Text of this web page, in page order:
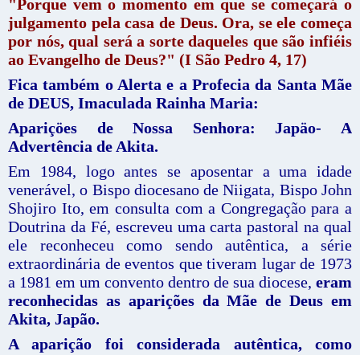
"Porque vem o momento em que se começará o
julgamento pela casa de Deus. Ora, se ele começa
por nós, qual será a sorte daqueles que são infiéis
ao Evangelho de Deus?" (I São Pedro 4, 17)
Fica também o Alerta e a Profecia da Santa Mãe
de DEUS, Imaculada Rainha Maria:
Apariçöes de Nossa Senhora: Japäo- A
Advertência de Akita.
Em 1984, logo antes se aposentar a uma idade
venerável, o Bispo diocesano de Niigata, Bispo John
Shojiro Ito, em consulta com a Congregação para a
Doutrina da Fé, escreveu uma carta pastoral na qual
ele reconheceu como sendo autêntica, a série
extraordinária de eventos que tiveram lugar de 1973
a 1981 em um convento dentro de sua diocese, eram
reconhecidas as aparições da Mãe de Deus em
Akita, Japão.
A aparição foi considerada autêntica, como